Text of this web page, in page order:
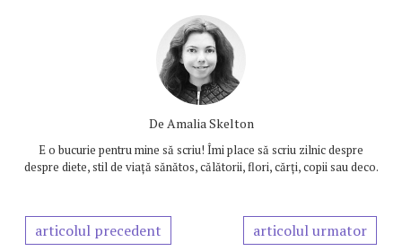
De Amalia Skelton
E o bucurie pentru mine să scriu! Îmi place să scriu zilnic despre
despre diete, stil de viață sănătos, călătorii, flori, cărți, copii sau deco.
articolul precedent articolul urmator